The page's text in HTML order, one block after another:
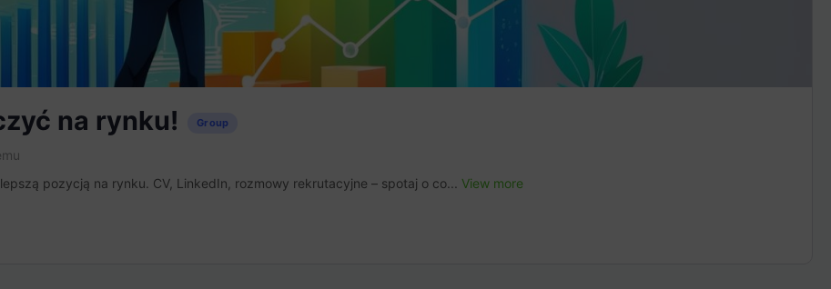
na rynku! Group
pozycją na rynku. CV, LinkedIn, rozmowy rekrutacyjne – spotaj o co... View more